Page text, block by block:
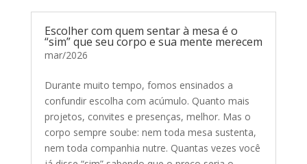
Escolher com quem sentar à mesa é o
“sim” que seu corpo e sua mente merecem
mar/2026
Durante muito tempo, fomos ensinados a
confundir escolha com acúmulo. Quanto mais
projetos, convites e presenças, melhor. Mas o
corpo sempre soube: nem toda mesa sustenta,
nem toda companhia nutre. Quantas vezes você